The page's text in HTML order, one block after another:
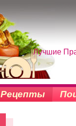
Лучшие
Рецепты